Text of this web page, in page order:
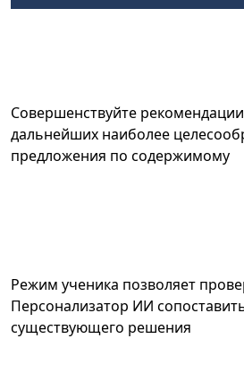
Совершенствуйте
дальнейших наиболее
предложения по содержимому
Режим ученика позволяет
Персонализатор ИИ
существующего решения